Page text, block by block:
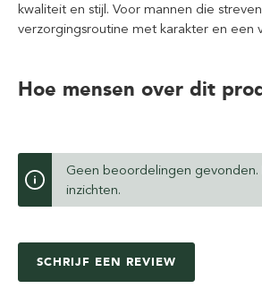
kwaliteit en stijl. Voor mannen die
verzorgingsroutine met karakter en een
Hoe mensen over dit
Geen beoordelingen
inzichten.
SCHRIJF EEN REVIEW